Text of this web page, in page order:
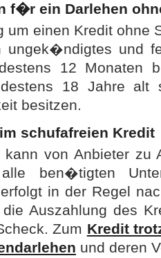
f�r ein Darlehen
um einen Kredit ohne
ungek�ndigtes und
12 Monaten
18 Jahre alt
besitzen.
schufafreien Kredit
kann von Anbieter zu
ben�tigten
in der Regel
Auszahlung des
Zum Kredit
und deren